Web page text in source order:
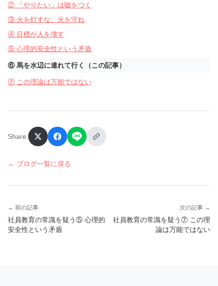
② 「やりたい」は嘘をつく
③ 火を灯すな、火を守れ
④ 目標が人を壊す
⑤ 心理的安全性という矛盾
⑥ 馬を水辺に連れて行く（この記事）
⑦ この理論は万能ではない
Share:
← ブログ一覧に戻る
← 前の記事
社員教育の常識を疑う⑤ 心理的
安全性という矛盾
次の記事 →
社員教育の常識を疑う⑦ この理
論は万能ではない